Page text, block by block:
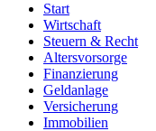
Start
Wirtschaft
Steuern & Recht
Altersvorsorge
Finanzierung
Geldanlage
Versicherung
Immobilien